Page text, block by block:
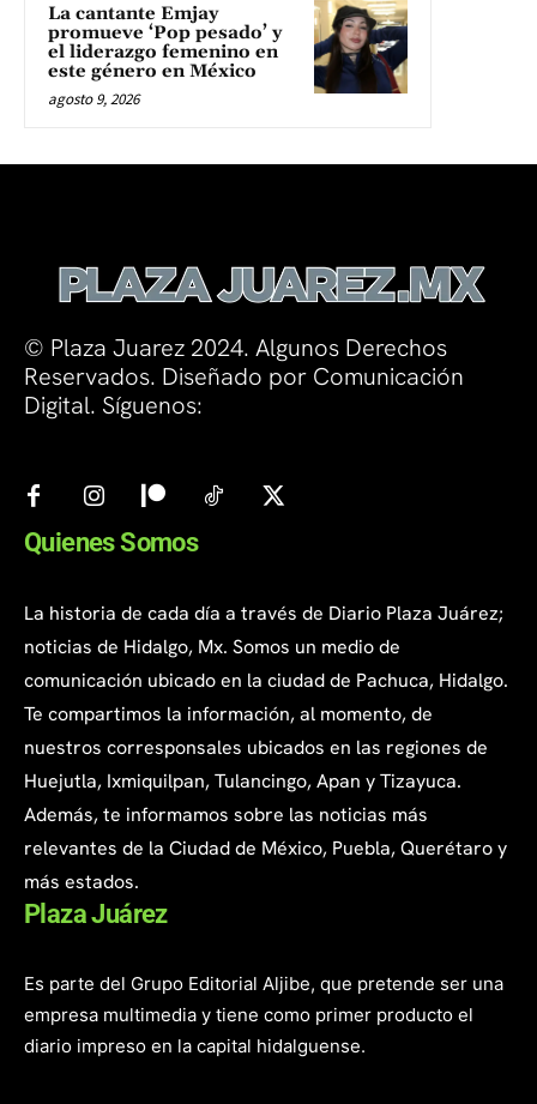
La cantante Emjay
promueve ‘Pop pesado’ y
el liderazgo femenino en
este género en México
agosto 9, 2026
© Plaza Juarez 2024. Algunos Derechos
Reservados. Diseñado por Comunicación
Digital. Síguenos:
Quienes Somos
La historia de cada día a través de Diario Plaza Juárez;
noticias de Hidalgo, Mx. Somos un medio de
comunicación ubicado en la ciudad de Pachuca, Hidalgo.
Te compartimos la información, al momento, de
nuestros corresponsales ubicados en las regiones de
Huejutla, Ixmiquilpan, Tulancingo, Apan y Tizayuca.
Además, te informamos sobre las noticias más
relevantes de la Ciudad de México, Puebla, Querétaro y
más estados.
Plaza Juárez
Es parte del Grupo Editorial Aljibe, que pretende ser una
empresa multimedia y tiene como primer producto el
diario impreso en la capital hidalguense.